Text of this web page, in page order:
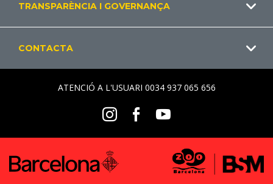
TRANSPARÈNCIA I GOVERNANÇA
CONTACTA
ATENCIÓ A L'USUARI 0034 937 065 656
Menu
InstagramFacebook